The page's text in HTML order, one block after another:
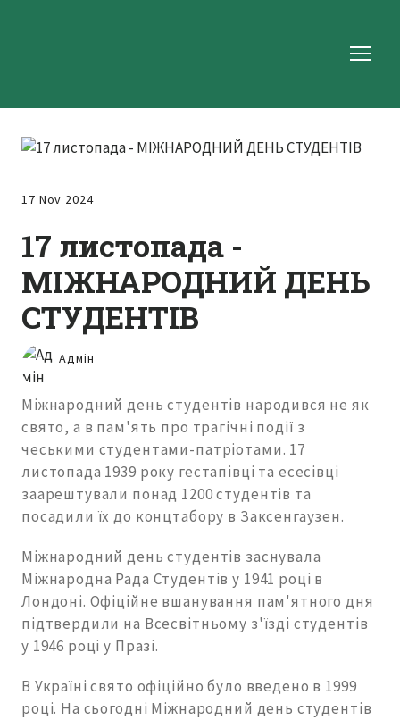
17 Nov 2024
17 листопада -
МІЖНАРОДНИЙ ДЕНЬ
СТУДЕНТІВ
Адмін
Міжнародний день студентів народився не як
свято, а в пам'ять про трагічні події з
чеськими студентами-патріотами. 17
листопада 1939 року гестапівці та есесівці
заарештували понад 1200 студентів та
посадили їх до концтабору в Заксенгаузен.
Міжнародний день студентів заснувала
Міжнародна Рада Студентів у 1941 році в
Лондоні. Офіційне вшанування пам'ятного дня
підтвердили на Всесвітньому з'їзді студентів
у 1946 році у Празі.
В Україні свято офіційно було введено в 1999
році. На сьогодні Міжнародний день студентів